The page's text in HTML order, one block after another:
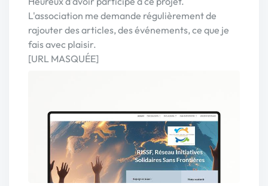
L'association me demande régulièrement de
rajouter des articles, des événements, ce que je
fais avec plaisir.
[URL MASQUÉE]